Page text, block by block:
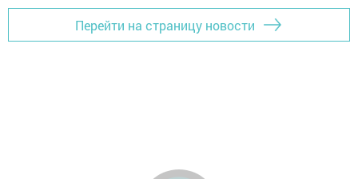
Перейти на страницу новости